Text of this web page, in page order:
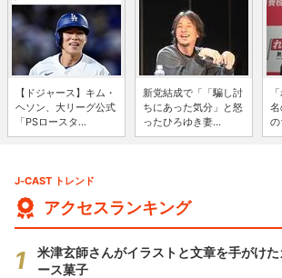
【ドジャース】キム・
ヘソン、大リーグ公式
「PSロースタ...
新党結成で「「騙し討
ちにあった気分」と怒
ったひろゆき妻...
J-CAST トレンド
アクセスランキング
米津玄師さんがイラストと文章を手がけ
ース菓子